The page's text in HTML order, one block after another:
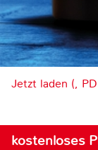
Jetzt laden (,
kostenloses